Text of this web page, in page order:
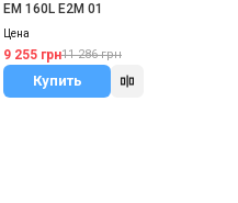
EM 160L E2M 01
Цена
9 255 грн11 286 грн
Купить